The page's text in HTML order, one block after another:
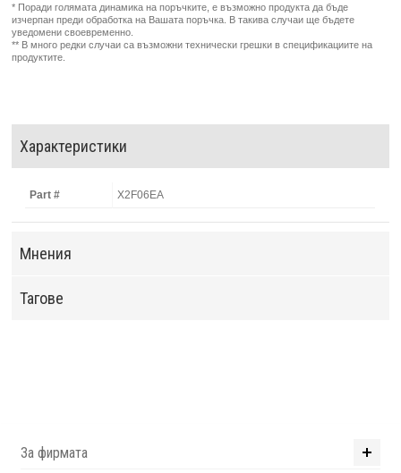
* Поради голямата динамика на поръчките, е възможно продукта да бъде
изчерпан преди обработка на Вашата поръчка. В такива случаи ще бъдете
уведомени своевременно.
** В много редки случаи са възможни технически грешки в спецификациите на
продуктите.
Характеристики
Part # X2F06EA
Мнения
Тагове
За фирмата